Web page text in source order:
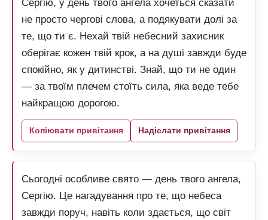
Сергію, у день твого ангела хочеться сказати
не просто чергові слова, а подякувати долі за
те, що ти є. Нехай твій небесний захисник
оберігає кожен твій крок, а на душі завжди буде
спокійно, як у дитинстві. Знай, що ти не один
— за твоїм плечем стоїть сила, яка веде тебе
найкращою дорогою.
Копіювати привітання Надіслати привітання
Сьогодні особливе свято — день твого ангела,
Сергію. Це нагадування про те, що небеса
завжди поруч, навіть коли здається, що світ